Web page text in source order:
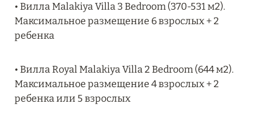
MANDARIN ORIENTAL JUMEIRA, DUBAI:
СКИДКИ ДО 30 % ОТ СУММЫ КОНТРАКТА НА
Подробнее
• Вилла Malakiya Villa 3 Bedroom (370-531 м2).
Максимальное размещение 6 взрослых + 2
ребенка
• Вилла Royal Malakiya Villa 2 Bedroom (644 м2).
Максимальное размещение 4 взрослых + 2
ребенка или 5 взрослых